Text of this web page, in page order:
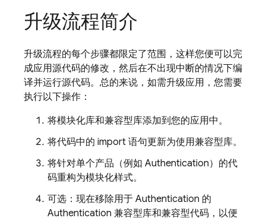
升级流程简介
升级流程的每个步骤都限定了范围，这样您便可以完
成应用源代码的修改，然后在不出现中断的情况下编
译并运行源代码。总的来说，如需升级应用，您需要
执行以下操作：
将模块化库和兼容型库添加到您的应用中。
将代码中的 import 语句更新为使用兼容型库。
将针对单个产品（例如 Authentication）的代
码重构为模块化样式。
可选：现在移除用于 Authentication 的
Authentication 兼容型库和兼容型代码，以便